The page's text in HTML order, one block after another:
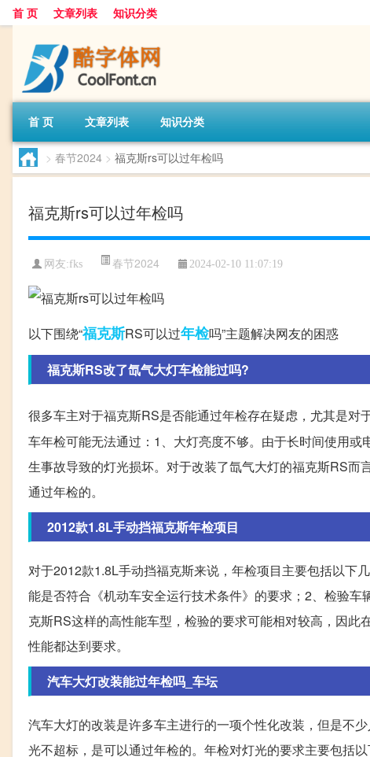
首 页 文章列表 知识分类
首 页 文章列表 知识分类
> 春节2024 > 福克斯rs可以过年检吗
福克斯rs可以过年检吗
网友:fks 春节2024 2024-02-10 11:07:19
以下围绕“福克斯RS可以过年检吗”主题解决网友的困惑
福克斯RS改了氙气大灯车检能过吗?
很多车主对于福克斯RS是否能通过年检存在疑虑，尤其是对
车年检可能无法通过：1、大灯亮度不够。由于长时间使用
生事故导致的灯光损坏。对于改装了氙气大灯的福克斯RS
通过年检的。
2012款1.8L手动挡福克斯年检项目
对于2012款1.8L手动挡福克斯来说，年检项目主要包括以下
能是否符合《机动车安全运行技术条件》的要求；2、检验
克斯RS这样的高性能车型，检验的要求可能相对较高，因
性能都达到要求。
汽车大灯改装能过年检吗_车坛
汽车大灯的改装是许多车主进行的一项个性化改装，但是不
光不超标，是可以通过年检的。年检对灯光的要求主要包括